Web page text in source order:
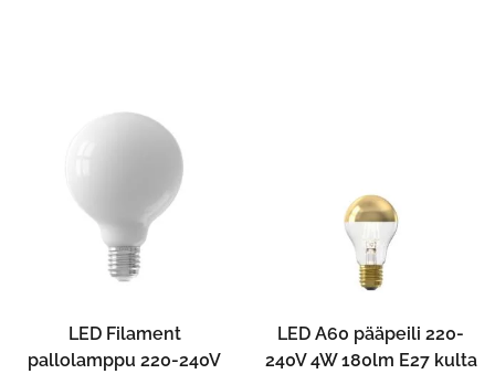
LED Filament
pallolamppu 220-240V
LED A60 pääpeili 220-
240V 4W 180lm E27 kulta